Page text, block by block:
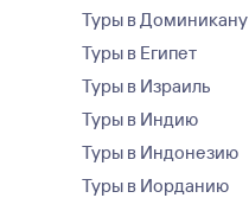
Туры в Доминикану
Туры в Египет
Туры в Израиль
Туры в Индию
Туры в Индонезию
Туры в Иорданию